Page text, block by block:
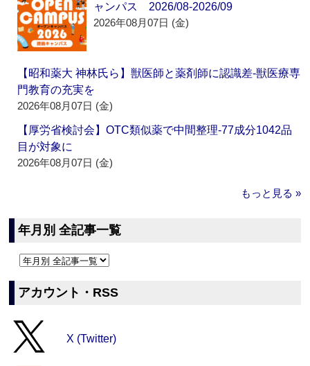
ャンパス 2026/08-2026/09
2026年08月07日 (金)
【昭和薬大 神林氏ら】獣医師と薬剤師に認識差‐獣医療専
門教育の充実を
2026年08月07日 (金)
【厚労省検討会】OTC類似薬で中間整理‐77成分1042品
目が対象に
2026年08月07日 (金)
もっと見る »
年月別 全記事一覧
アカウント・RSS
X (Twitter)